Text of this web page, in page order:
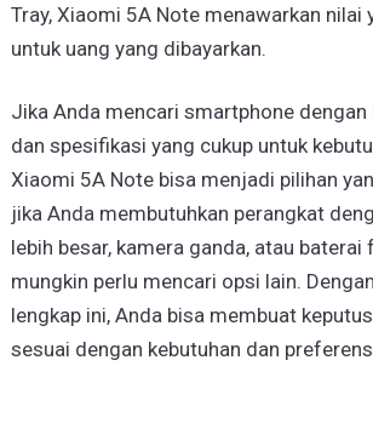
Tray, Xiaomi 5A Note menawarkan nilai
untuk uang yang dibayarkan.
Jika Anda mencari smartphone
dan spesifikasi yang cukup untuk
Xiaomi 5A Note bisa menjadi pilihan
jika Anda membutuhkan perangkat
lebih besar, kamera ganda, atau
mungkin perlu mencari opsi lain.
lengkap ini, Anda bisa membuat
sesuai dengan kebutuhan dan